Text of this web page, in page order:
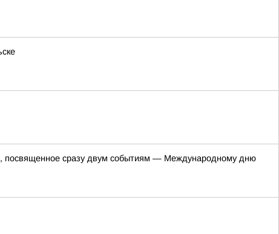
посвященное сразу двум событиям — Международному дню